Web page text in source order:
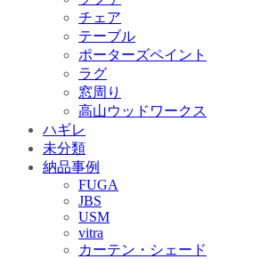
チェア
テーブル
ポーターズペイント
ラグ
窓周り
高山ウッドワークス
ハギレ
未分類
納品事例
FUGA
JBS
USM
vitra
カーテン・シェード